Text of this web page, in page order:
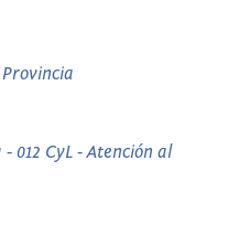
012 CyL - Atención al